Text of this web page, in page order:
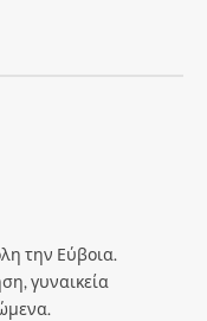
την Εύβοια.
γυναικεία